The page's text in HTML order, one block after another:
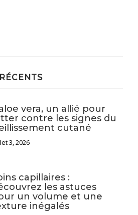
vera, un allié pour
contre les signes du
cutané
3, 2026
capillaires :
les astuces
un volume et une
inégalés